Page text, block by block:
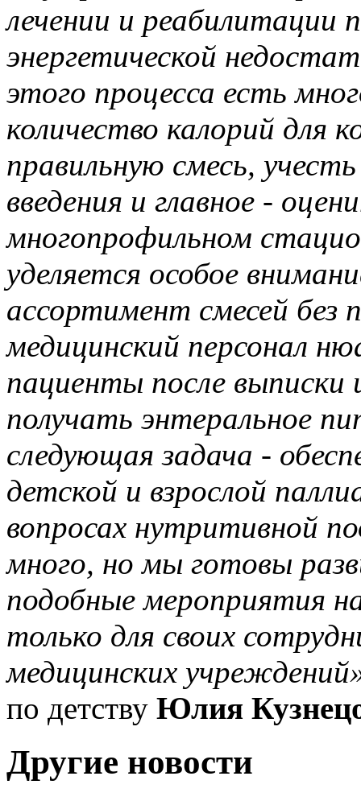
лечении и реабилитации
энергетической
этого процесса есть
количество калорий для
правильную смесь,
введения и главное -
многопрофильном
уделяется особое
ассортимент смесей без
медицинский персонал
пациенты после
получать энтеральное
следующая задача -
детской и взрослой
вопросах нутритивной
много, но мы готовы
подобные мероприятия
только для своих
медицинских
по детству Юлия
Другие новости